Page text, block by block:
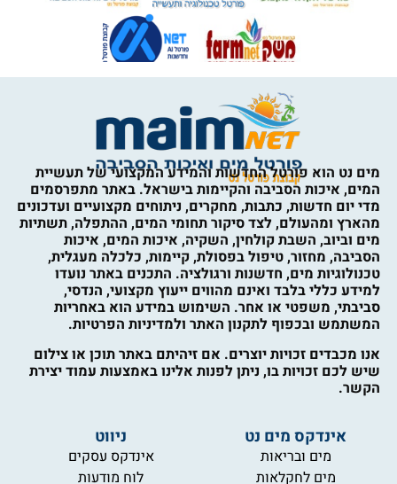
מים נט הוא פורטל החדשות והמידע המקצועי של תעשיית
המים, איכות הסביבה והקיימות בישראל. באתר מתפרסמים
מדי יום חדשות, כתבות, מחקרים, ניתוחים מקצועיים ועדכונים
מהארץ ומהעולם, לצד סיקור תחומי המים, ההתפלה, תשתיות
מים וביוב, השבת קולחין, השקיה, איכות המים, איכות
הסביבה, מחזור, טיפול בפסולת, קיימות, כלכלה מעגלית,
טכנולוגיות מים, חדשנות ורגולציה. התכנים באתר נועדו
למידע כללי בלבד ואינם מהווים ייעוץ מקצועי, הנדסי,
סביבתי, משפטי או אחר. השימוש במידע הוא באחריות
המשתמש ובכפוף לתקנון האתר ולמדיניות הפרטיות.
אנו מכבדים זכויות יוצרים. אם זיהיתם באתר תוכן או צילום
שיש לכם זכויות בו, ניתן לפנות אלינו באמצעות עמוד יצירת
הקשר.
אינדקס מים נט
מים ובריאות
מים לחקלאות
ניווט
אינדקס עסקים
לוח מודעות